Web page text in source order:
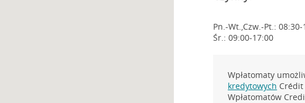
Pn.-Wt.,Czw.-Pt.:
Śr.: 09:00-17:00
Wpłatomaty
kredytowych
Wpłatomatów